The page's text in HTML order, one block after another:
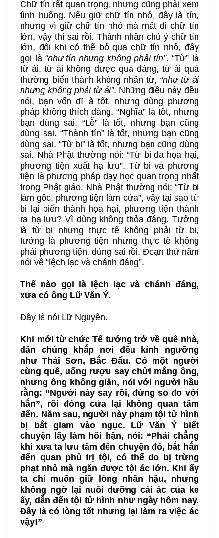
Chữ tín rất quan trọng, nhưng cũng phải xem
tình huống. Nếu giữ chữ tín nhỏ, đây là tín,
nhưng vì giữ chữ tín nhỏ mà mất đi chữ tín
lớn, vậy thì sai rồi. Thánh nhân chú ý chữ tín
lớn, đôi khi có thể bỏ qua chữ tín nhỏ, đây
gọi là “như tín nhưng không phải tín”. “Từ” là
từ ái, từ ái không được quá đáng, từ ái quá
thường biến thành không nhân từ, “như từ ái
nhưng không phải từ ái”. Những điều này đều
nói, bạn vốn dĩ là tốt, nhưng dùng phương
pháp không thích đáng. “Nghĩa” là tốt, nhưng
bạn dùng sai. “Lễ” là tốt, nhưng bạn cũng
dùng sai. “Thành tín” là tốt, nhưng bạn cũng
dùng sai. “Từ bi” là tốt, nhưng bạn cũng dùng
sai. Nhà Phật thường nói: “Từ bi đa họa hại,
phương tiện xuất hạ lưu”. Từ bi và phương
tiện là phương pháp dạy học quan trọng nhất
trong Phật giáo. Nhà Phật thường nói: “Từ bi
làm gốc, phương tiện làm cửa”, vậy tại sao từ
bi lại biến thành họa hại, phương tiện thành
ra hạ lưu? Vì dùng không thỏa đáng. Tưởng
là từ bi nhưng thực tế không phải từ bi,
tưởng là phương tiện nhưng thực tế không
phải phương tiện, dùng sai rồi. Đoạn thứ năm
nói về “lệch lạc và chánh đáng”.
Thế nào gọi là lệch lạc và chánh đáng,
xưa có ông Lữ Văn Ý.
Đây là nói Lữ Nguyên.
Khi mới từ chức Tể tướng trở về quê nhà,
dân chúng khắp nơi đều kính ngưỡng
như Thái Sơn, Bắc Đẩu. Có một người
cùng quê, uống rượu say chửi mắng ông,
nhưng ông không giận, nói với người hầu
rằng: “Người này say rồi, đừng so đo với
hắn”, rồi đóng cửa lại không quan tâm
đến. Năm sau, người này phạm tội tử hình
bị bắt giam vào ngục. Lữ Văn Ý biết
chuyện lấy làm hối hận, nói: “Phải chẳng
khi xưa ta lưu tâm đến chuyện đó, bắt hắn
đến quan phủ trị tội, có thể do bị trừng
phạt nhỏ mà ngăn được tội ác lớn. Khi ấy
ta chỉ muốn giữ lòng nhân hậu, nhưng
không ngờ lại nuôi dưỡng cái ác của kẻ
ấy, dẫn đến tội tử hình như ngày hôm nay.
Đây là có lòng tốt nhưng lại làm ra việc ác
vậy!”